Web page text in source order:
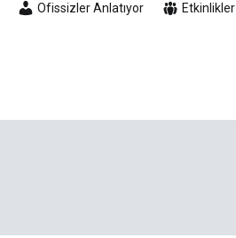
Ofissizler Anlatıyor Etkinlikler